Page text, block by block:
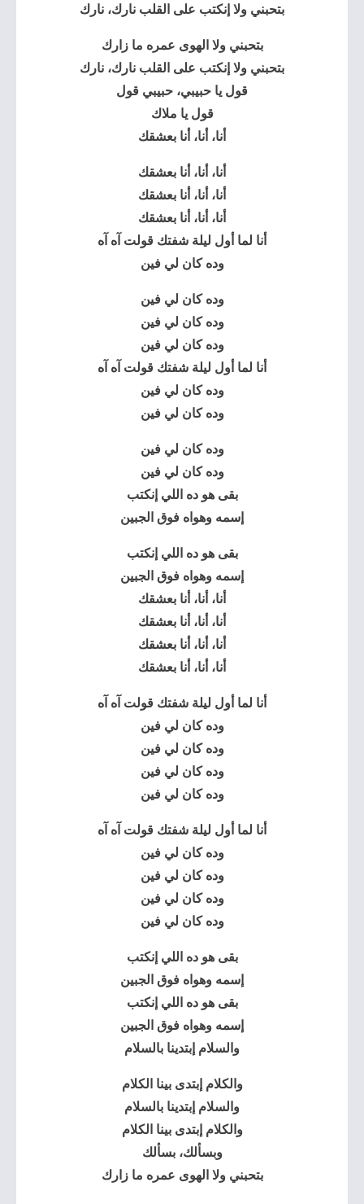
بتحبني ولا إنكتب على القلب نارك، نارك
بتحبني ولا الهوى عمره ما زارك
بتحبني ولا إنكتب على القلب نارك، نارك
قول يا حبيبي، حبيبي قول
قول يا ملاك
أنا، أنا، أنا بعشقك
أنا، أنا، أنا بعشقك
أنا، أنا، أنا بعشقك
أنا، أنا، أنا بعشقك
أنا لما أول ليلة شفتك قولت آه آه
وده كان لي فين
وده كان لي فين
وده كان لي فين
وده كان لي فين
أنا لما أول ليلة شفتك قولت آه آه
وده كان لي فين
وده كان لي فين
وده كان لي فين
وده كان لي فين
بقى هو ده اللي إنكتب
إسمه وهواه فوق الجبين
بقى هو ده اللي إنكتب
إسمه وهواه فوق الجبين
أنا، أنا، أنا بعشقك
أنا، أنا، أنا بعشقك
أنا، أنا، أنا بعشقك
أنا، أنا، أنا بعشقك
أنا لما أول ليلة شفتك قولت آه آه
وده كان لي فين
وده كان لي فين
وده كان لي فين
وده كان لي فين
أنا لما أول ليلة شفتك قولت آه آه
وده كان لي فين
وده كان لي فين
وده كان لي فين
وده كان لي فين
بقى هو ده اللي إنكتب
إسمه وهواه فوق الجبين
بقى هو ده اللي إنكتب
إسمه وهواه فوق الجبين
والسلام إبتدينا بالسلام
والكلام إبتدى بينا الكلام
والسلام إبتدينا بالسلام
والكلام إبتدى بينا الكلام
وبسألك، بسألك
بتحبني ولا الهوى عمره ما زارك